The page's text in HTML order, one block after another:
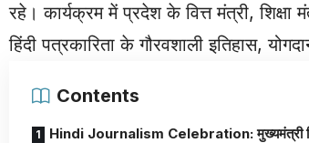
रहे। कार्यक्रम में प्रदेश के वित्त मंत्री,
हिंदी पत्रकारिता के गौरवशाली इतिहास,
Contents
Hindi Journalism Celebration: मुख्यमंत्री